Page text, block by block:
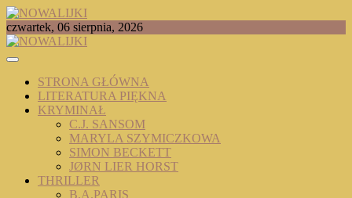
Skip
to
content
NOWALIJKI
TOMASZ RADOCHOŃSKI PISZE O KSIĄŻKACH
czwartek, 06 sierpnia, 2026
STRONA GŁÓWNA
LITERATURA PIĘKNA
KRYMINAŁ
C.J. SANSOM
MARYLA SZYMICZKOWA
SIMON BECKETT
JØRN LIER HORST
THRILLER
B.A.PARIS